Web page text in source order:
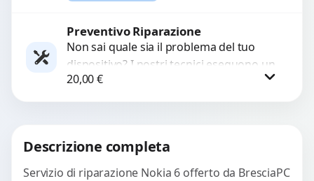
alta...
Richiedi Preventivo
WhatsApp
Preventivo Riparazione
Non sai quale sia il problema del tuo
dispositivo? I nostri tecnici eseguono un
check-up completo con strumenti
avanzati per...
20,00€
Descrizione completa
Servizio di riparazione Nokia 6 offerto da BresciaPC